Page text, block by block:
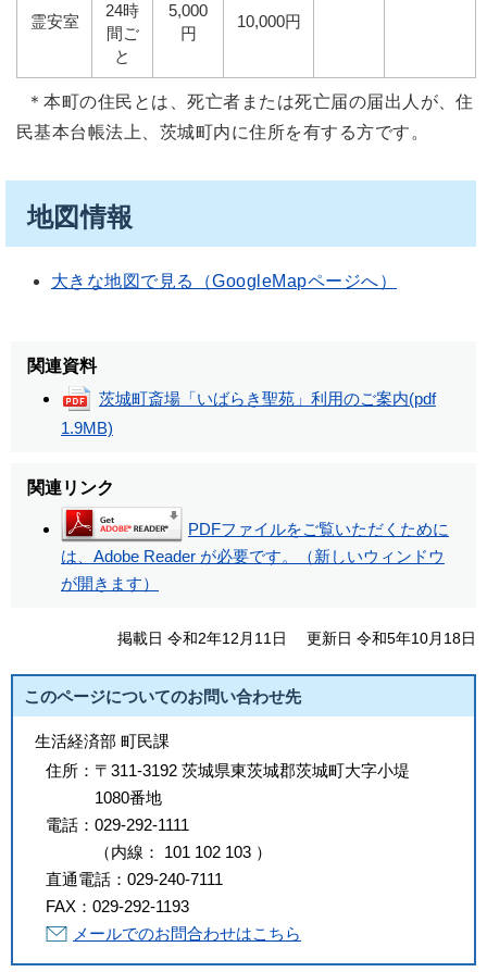
霊安室
24時
間ご
と
5,000
円
10,000円
＊本町の住民とは、死亡者または死亡届の届出人が、住
民基本台帳法上、茨城町内に住所を有する方です。
地図情報
大きな地図で見る（GoogleMapページへ）
関連資料
茨城町斎場「いばらき聖苑」利用のご案内(pdf
1.9MB)
関連リンク
PDFファイルをご覧いただくために
は、Adobe Reader が必要です。（新しいウィンドウ
が開きます）
掲載日 令和2年12月11日 更新日 令和5年10月18日
このページについてのお問い合わせ先
生活経済部 町民課
住所： 〒311-3192 茨城県東茨城郡茨城町大字小堤
1080番地
電話： 029-292-1111
（内線 ： 101 102 103 ）
直通電話： 029-240-7111
FAX： 029-292-1193
メールでのお問合わせはこちら